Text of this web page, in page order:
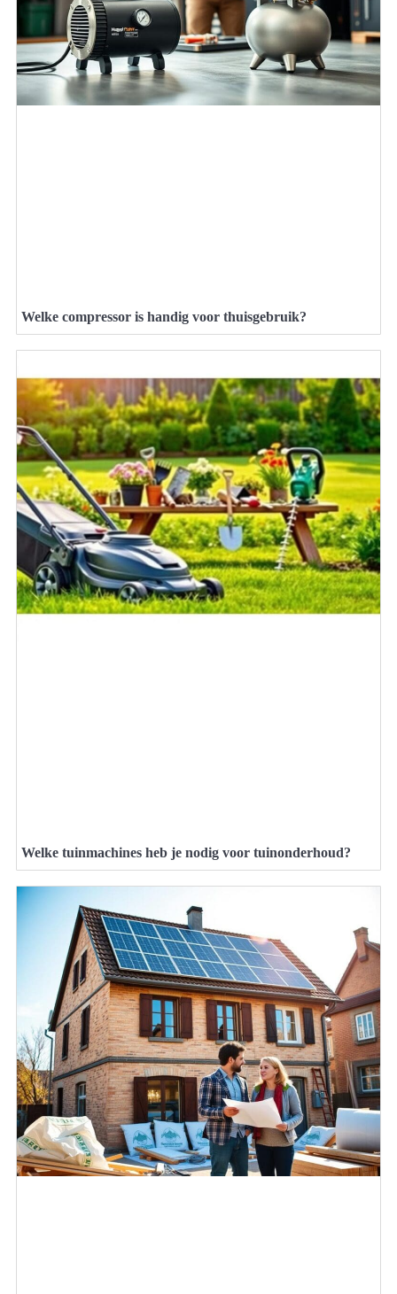
Welke compressor is handig voor thuisgebruik?
Welke tuinmachines heb je nodig voor tuinonderhoud?